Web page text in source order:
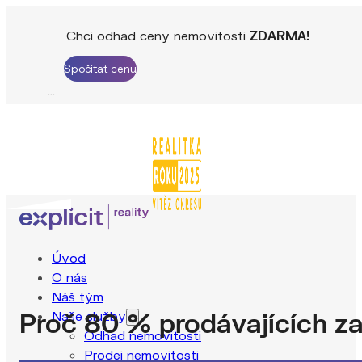
Chci odhad ceny nemovitosti ZDARMA!
Spočítat cenu
O nás
Náš tým
Naše služby
Odhad nemovitosti
Prodej nemovitosti
Pronájem nemovitosti
Proč 80 % prodávajících
Explicit RealityBlogProč 80 % prodávajících začíná